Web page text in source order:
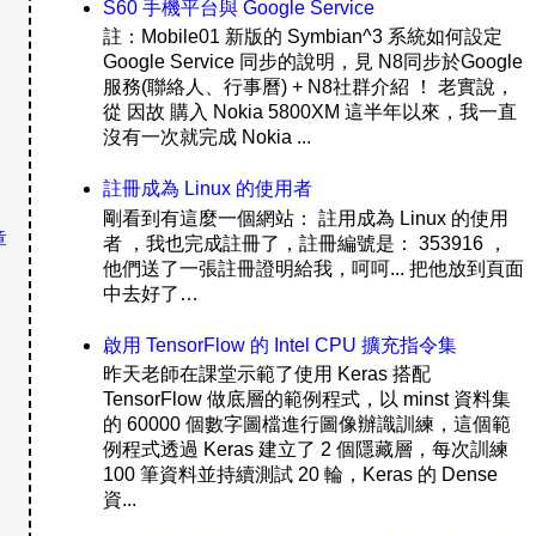
S60 手機平台與 Google Service
註：Mobile01 新版的 Symbian^3 系統如何設定
Google Service 同步的說明，見 N8同步於Google
服務(聯絡人、行事曆) + N8社群介紹 ！ 老實說，
從 因故 購入 Nokia 5800XM 這半年以來，我一直
沒有一次就完成 Nokia ...
註冊成為 Linux 的使用者
剛看到有這麼一個網站： 註用成為 Linux 的使用
者 ，我也完成註冊了，註冊編號是： 353916 ，
他們送了一張註冊證明給我，呵呵... 把他放到頁面
中去好了…
啟用 TensorFlow 的 Intel CPU 擴充指令集
昨天老師在課堂示範了使用 Keras 搭配
TensorFlow 做底層的範例程式，以 minst 資料集
的 60000 個數字圖檔進行圖像辦識訓練，這個範
例程式透過 Keras 建立了 2 個隱藏層，每次訓練
100 筆資料並持續測試 20 輪，Keras 的 Dense
資...